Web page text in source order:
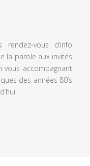
rendez-vous d’info
la parole aux invités
vous accompagnant
des années 80’s